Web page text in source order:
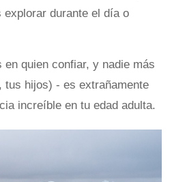
durante el día o
en quien confiar, y nadie más
tus hijos) - es extrañamente
increíble en tu edad adulta.